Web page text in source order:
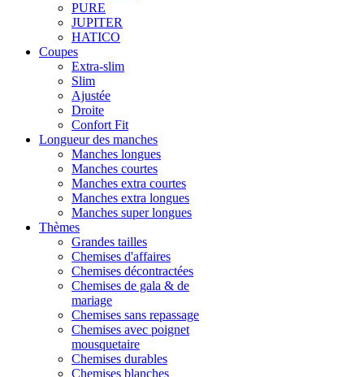
PURE
JUPITER
HATICO
Coupes
Extra-slim
Slim
Ajustée
Droite
Confort Fit
Longueur des manches
Manches longues
Manches courtes
Manches extra courtes
Manches extra longues
Manches super longues
Thèmes
Grandes tailles
Chemises d'affaires
Chemises décontractées
Chemises de gala & de
mariage
Chemises sans repassage
Chemises avec poignet
mousquetaire
Chemises durables
Chemises blanches